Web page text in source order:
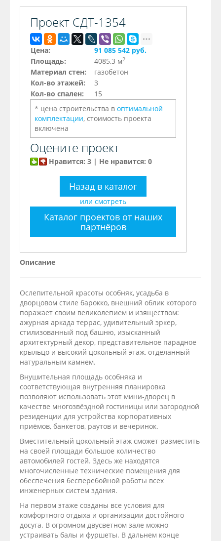
Проект СДТ-1354
Цена:
91 085 542 руб.
Площадь:
4085,3 м2
Материал стен:
газобетон
Кол-во этажей:
3
Кол-во спален:
15
* цена строительства в оптимальной
комплектации, стоимость проекта
включена
Оцените проект
Нравится: 3 | Не нравится: 0
Назад в каталог
или смотреть
Каталог проектов от наших
партнёров
Описание
Ослепительной красоты особняк, усадьба в
дворцовом стиле барокко, внешний облик которого
поражает своим великолепием и изяществом:
ажурная аркада террас, удивительный эркер,
стилизованный под башню, изысканный
архитектурный декор, представительное парадное
крыльцо и высокий цокольный этаж, отделанный
натуральным камнем.
Внушительная площадь особняка и
соответствующая внутренняя планировка
позволяют использовать этот мини-дворец в
качестве многозвёздной гостиницы или загородной
резиденции для устройства корпоративных
приёмов, банкетов, раутов и вечеринок.
Вместительный цокольный этаж сможет разместить
на своей площади большое количество
автомобилей гостей. Здесь же находятся
многочисленные технические помещения для
обеспечения бесперебойной работы всех
инженерных систем здания.
На первом этаже созданы все условия для
комфортного отдыха и организации достойного
досуга. В огромном двусветном зале можно
устраивать балы и фуршеты. В дальнем конце